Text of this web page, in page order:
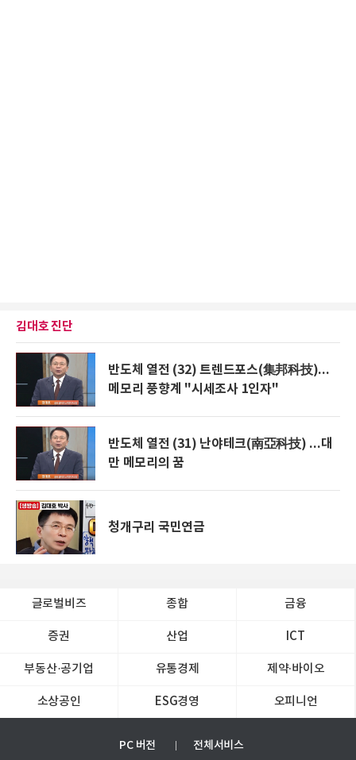
김대호 진단
반도체 열전 (32) 트렌드포스(集邦科技)...
메모리 풍향계 "시세조사 1인자"
반도체 열전 (31) 난야테크(南亞科技) ...대
만 메모리의 꿈
청개구리 국민연금
글로벌비즈 종합 금융
증권 산업 ICT
부동산·공기업 유통경제 제약∙바이오
소상공인 ESG경영 오피니언
PC 버전 전체서비스